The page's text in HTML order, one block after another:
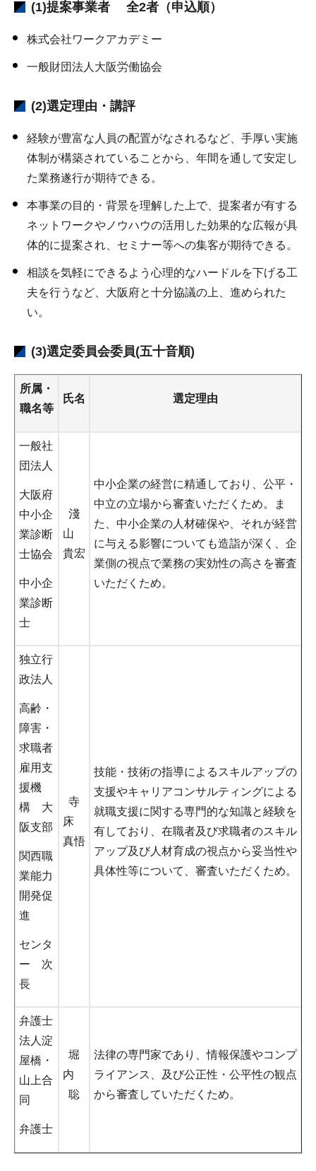
(1)提案事業者 全2者（申込順）
株式会社ワークアカデミー
一般財団法人大阪労働協会
(2)選定理由・講評
経験が豊富な人員の配置がなされるなど、手厚い実施
体制が構築されていることから、年間を通して安定し
た業務遂行が期待できる。
本事業の目的・背景を理解した上で、提案者が有する
ネットワークやノウハウの活用した効果的な広報が具
体的に提案され、セミナー等への集客が期待できる。
相談を気軽にできるよう心理的なハードルを下げる工
夫を行うなど、大阪府と十分協議の上、進められた
い。
(3)選定委員会委員(五十音順)
所属・
職名等
氏名 選定理由
一般社
団法人
大阪府
中小企
業診断
士協会
中小企
業診断
士
淺
山
貴宏
中小企業の経営に精通しており、公平・
中立の立場から審査いただくため。ま
た、中小企業の人材確保や、それが経営
に与える影響についても造詣が深く、企
業側の視点で業務の実効性の高さを審査
いただくため。
独立行
政法人
高齢・
障害・
求職者
雇用支
援機
構 大
阪支部
関西職
業能力
開発促
進
センタ
ー 次
長
寺
床
真悟
技能・技術の指導によるスキルアップの
支援やキャリアコンサルティングによる
就職支援に関する専門的な知識と経験を
有しており、在職者及び求職者のスキル
アップ及び人材育成の視点から妥当性や
具体性等について、審査いただくため。
弁護士
法人淀
屋橋・
山上合
同
弁護士
堀
内
聡
法律の専門家であり、情報保護やコンプ
ライアンス、及び公正性・公平性の観点
から審査していただくため。